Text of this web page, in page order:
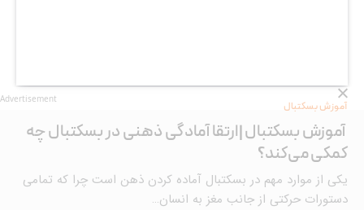
آموزش بسکتبال
آموزش بسکتبال |ارتقا آمادگی ذهنی در بسکتبال چه
کمکی می‌کند؟
یکی از موارد مهم در بسکتبال آماده کردن ذهن است چرا که تمامی
دستورات حرکتی از جانب مغز به انسان…
Advertisement